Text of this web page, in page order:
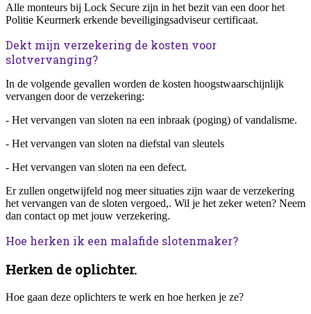
Alle monteurs bij Lock Secure zijn in het bezit van een door het
Politie Keurmerk erkende beveiligingsadviseur certificaat.
Dekt mijn verzekering de kosten voor
slotvervanging?
In de volgende gevallen worden de kosten hoogstwaarschijnlijk
vervangen door de verzekering:
- Het vervangen van sloten na een inbraak (poging) of vandalisme.
- Het vervangen van sloten na diefstal van sleutels
- Het vervangen van sloten na een defect.
Er zullen ongetwijfeld nog meer situaties zijn waar de verzekering
het vervangen van de sloten vergoed,. Wil je het zeker weten? Neem
dan contact op met jouw verzekering.
Hoe herken ik een malafide slotenmaker?
Herken de oplichter.
Hoe gaan deze oplichters te werk en hoe herken je ze?